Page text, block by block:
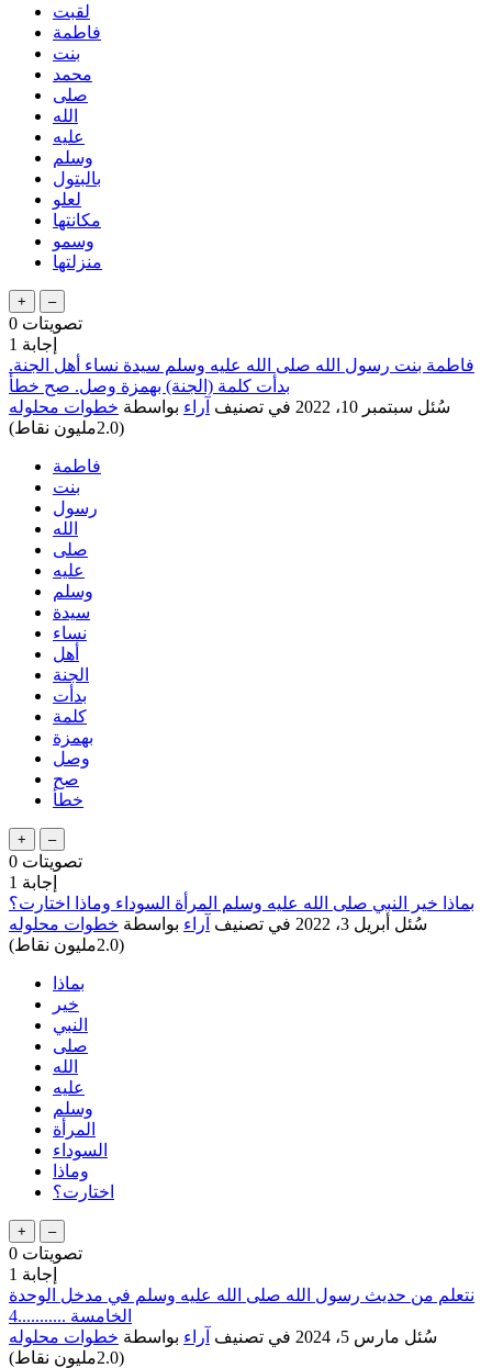
لقبت
فاطمة
بنت
محمد
صلى
الله
عليه
وسلم
بالبتول
لعلو
مكانتها
وسمو
منزلتها
0 تصويتات
1 إجابة
فاطمة بنت رسول الله صلى الله عليه وسلم سيدة نساء أهل الجنة.
بدأت كلمة (الجنة) بهمزة وصل. صح خطأ
سُئل سبتمبر 10، 2022 في تصنيف آراء بواسطة خطوات محلوله
(2.0مليون نقاط)
فاطمة
بنت
رسول
الله
صلى
عليه
وسلم
سيدة
نساء
أهل
الجنة
بدأت
كلمة
بهمزة
وصل
صح
خطأ
0 تصويتات
1 إجابة
بماذا خير النبي صلى الله عليه وسلم المرأة السوداء وماذا اختارت؟
سُئل أبريل 3، 2022 في تصنيف آراء بواسطة خطوات محلوله
(2.0مليون نقاط)
بماذا
خير
النبي
صلى
الله
عليه
وسلم
المرأة
السوداء
وماذا
اختارت؟
0 تصويتات
1 إجابة
نتعلم من حديث رسول الله صلى الله عليه وسلم في مدخل الوحدة
الخامسة ...........4
سُئل مارس 5، 2024 في تصنيف آراء بواسطة خطوات محلوله
(2.0مليون نقاط)